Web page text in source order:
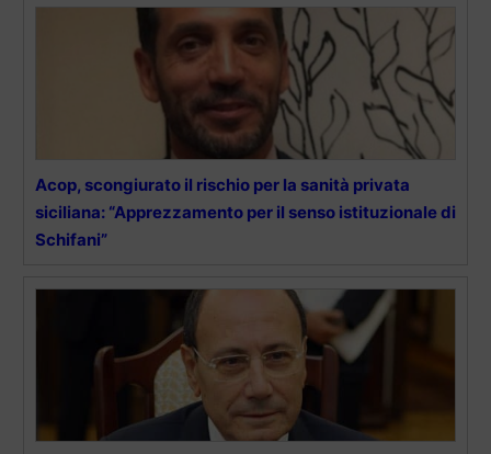
Acop, scongiurato il rischio per la sanità privata
siciliana: “Apprezzamento per il senso istituzionale di
Schifani”